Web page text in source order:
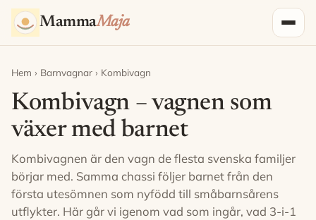
Hoppa till innehåll
MammaMaja
Hem › Barnvagnar › Kombivagn
Kombivagn – vagnen som
växer med barnet
Kombivagnen är den vagn de flesta svenska familjer
börjar med. Samma chassi följer barnet från den
första utesömnen som nyfödd till småbarnsårens
utflykter. Här går vi igenom vad som ingår, vad 3-i-1